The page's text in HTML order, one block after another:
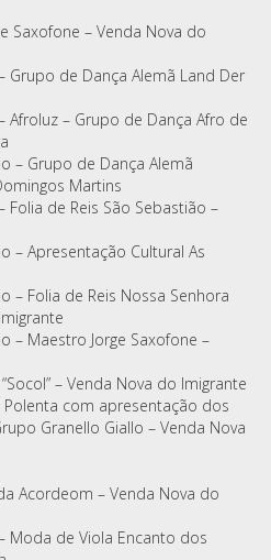
Saxofone – Venda Nova do
Grupo de Dança Alemã Land Der
Afroluz – Grupo de Dança Afro de
– Grupo de Dança Alemã
Martins
Folia de Reis São Sebastião –
– Apresentação Cultural As
– Folia de Reis Nossa Senhora
– Maestro Jorge Saxofone –
– Venda Nova do Imigrante
Polenta com apresentação dos
Granello Giallo – Venda Nova
Acordeom – Venda Nova do
Moda de Viola Encanto dos